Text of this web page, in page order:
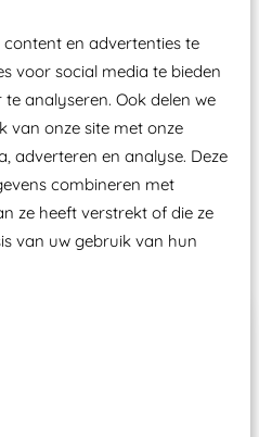
en advertenties te
voor social media te bieden
analyseren. Ook delen we
van onze site met onze
adverteren en analyse. Deze
combineren met
ze heeft verstrekt of die ze
van uw gebruik van hun
-plaatje en
door een Nederlands
kunnen laten keuren zodat
Attractie- en